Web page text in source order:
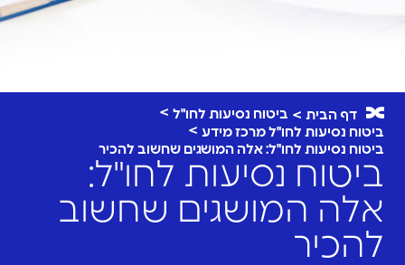
דף הבית
ביטוח נסיעות לחו"ל
ביטוח נסיעות לחו"ל מרכז מידע
ביטוח נסיעות לחו"ל: אלה המושגים שחשוב להכיר
ביטוח נסיעות לחו"ל:
אלה המושגים שחשוב
להכיר